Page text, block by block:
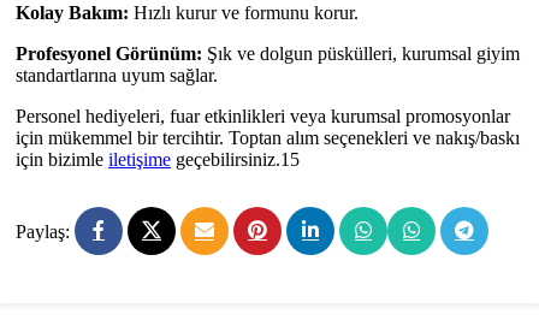
Kolay Bakım: Hızlı kurur ve formunu korur.
Profesyonel Görünüm: Şık ve dolgun püskülleri, kurumsal giyim
standartlarına uyum sağlar.
Personel hediyeleri, fuar etkinlikleri veya kurumsal promosyonlar
için mükemmel bir tercihtir. Toptan alım seçenekleri ve nakış/baskı
için bizimle iletişime geçebilirsiniz.15
Paylaş: